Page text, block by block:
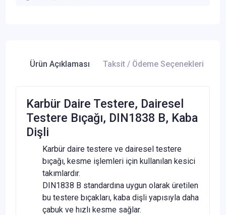
Ürün Açıklaması Taksit / Ödeme Seçenekleri
Karbür Daire Testere, Dairesel
Testere Bıçağı, DIN1838 B, Kaba
Dişli
Karbür daire testere ve dairesel testere
bıçağı, kesme işlemleri için kullanılan kesici
takımlardır.
DIN1838 B standardına uygun olarak üretilen
bu testere bıçakları, kaba dişli yapısıyla daha
çabuk ve hızlı kesme sağlar.